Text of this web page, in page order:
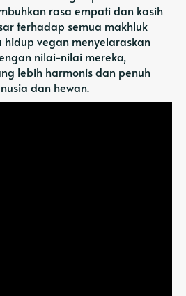
rasa empati dan kasih
terhadap semua makhluk
hidup vegan menyelaraskan
nilai-nilai mereka,
lebih harmonis dan penuh
dan hewan.